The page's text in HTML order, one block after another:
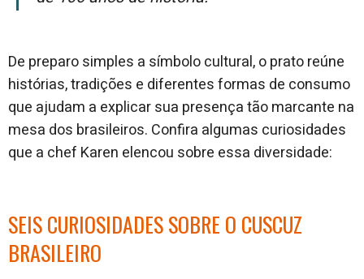
De preparo simples a símbolo cultural, o prato reúne
histórias, tradições e diferentes formas de consumo
que ajudam a explicar sua presença tão marcante na
mesa dos brasileiros. Confira algumas curiosidades
que a chef Karen elencou sobre essa diversidade:
SEIS CURIOSIDADES SOBRE O CUSCUZ
BRASILEIRO